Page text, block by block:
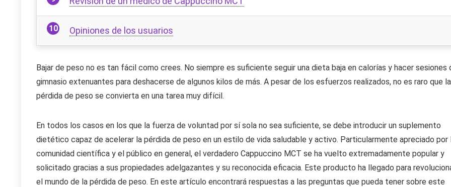
Opiniones de los usuarios
Bajar de peso no es tan fácil como crees. No siempre es suficiente seguir una dieta baja en calorías y hacer sesiones
gimnasio extenuantes para deshacerse de algunos kilos de más. A pesar de los esfuerzos realizados, no es raro que la
pérdida de peso se convierta en una tarea muy difícil.
En todos los casos en los que la fuerza de voluntad por sí sola no sea suficiente, se debe introducir un suplemento
dietético capaz de acelerar la pérdida de peso en un estilo de vida saludable y activo. Particularmente apreciado por
comunidad científica y el público en general, el verdadero Cappuccino MCT se ha vuelto extremadamente popular y
solicitado gracias a sus propiedades adelgazantes y su reconocida eficacia. Este producto ha llegado para
el mundo de la pérdida de peso. En este artículo encontrará respuestas a las preguntas que pueda tener sobre este